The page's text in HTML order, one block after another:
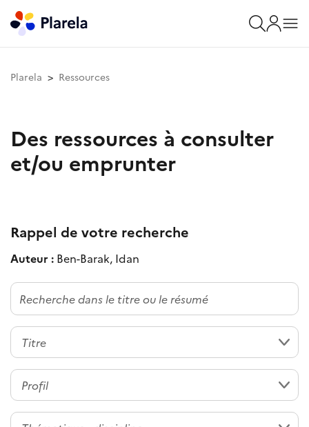
Plarela Ressources
Des ressources à consulter
et/ou emprunter
Rappel de votre recherche
Auteur : Ben-Barak, Idan